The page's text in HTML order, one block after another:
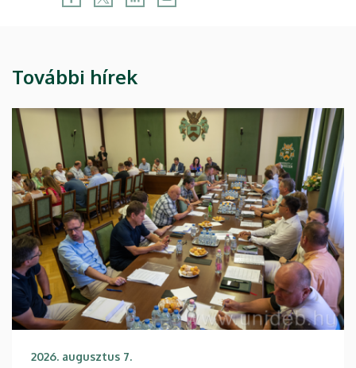
További hírek
2026. augusztus 7.